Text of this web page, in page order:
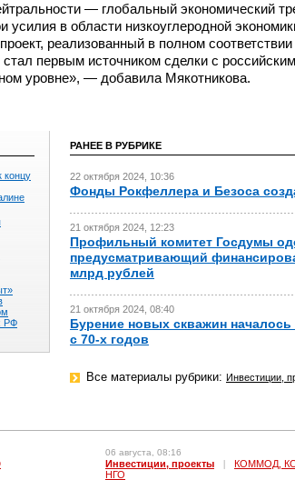
— глобальный экономический
усилия в области низкоуглеродной
реализованный в полном
стал первым источником сделки с
уровне», — добавила Мякотникова.
концу
РФ
РАНЕЕ В РУБРИКЕ
22 октября 2024, 10:36
Фонды Рокфеллера и Безоса
21 октября 2024, 12:23
Профильный комитет Госдумы
предусматривающий
млрд рублей
21 октября 2024, 08:40
Бурение новых скважин
с 70-х годов
Все материалы рубрики: Инвестиции,
06 августа, 08:16
Инвестиции, проекты |
КОММОД,
НГО